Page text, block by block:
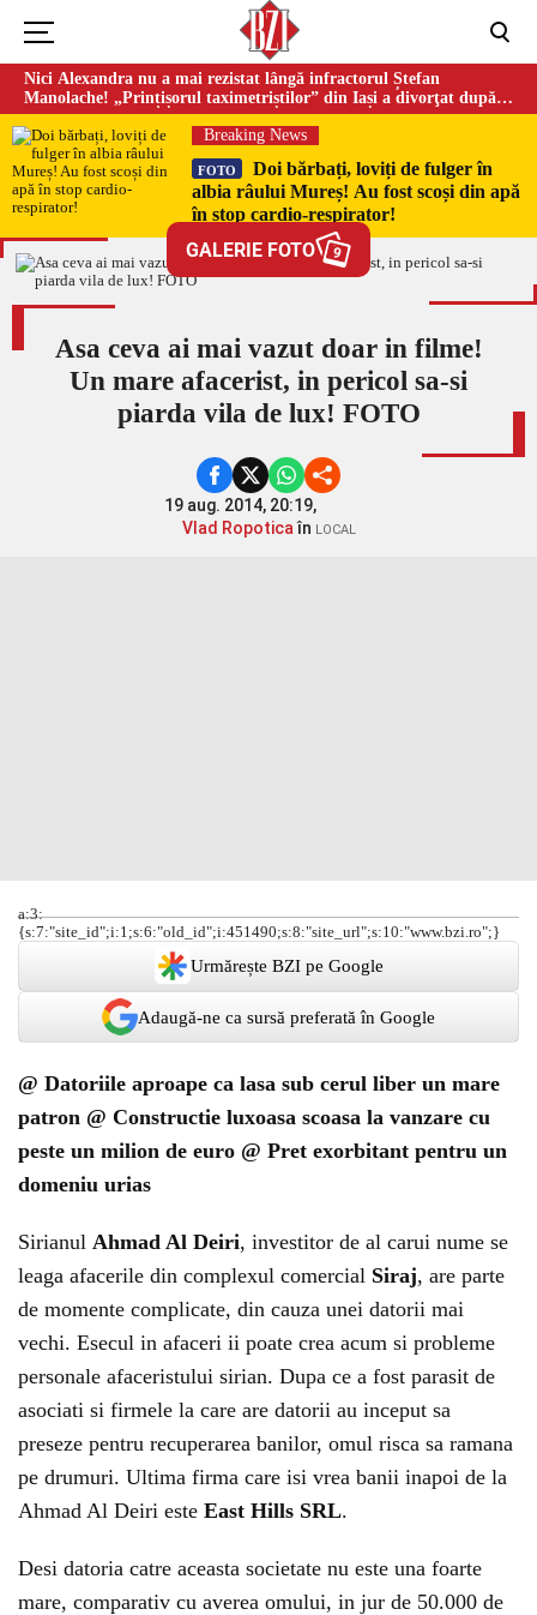
Nici Alexandra nu a mai rezistat lângă infractorul Ștefan
Manolache! „Prințișorul taximetriștilor” din Iași a divorţat după
doi ani de căsnicie
Breaking News
FOTO
Doi bărbați, loviți de fulger în
albia râului Mureș! Au fost scoși din apă
în stop cardio-respirator!
GALERIE FOTO 9
Asa ceva ai mai vazut doar in filme!
Un mare afacerist, in pericol sa-si
piarda vila de lux! FOTO
19 aug. 2014, 20:19,
Vlad Ropoticaîn LOCAL
a:3:
{s:7:"site_id";i:1;s:6:"old_id";i:451490;s:8:"site_url";s:10:"www.bzi.ro";}
Urmărește BZI pe Google
Adaugă-ne ca sursă preferată în Google
@ Datoriile aproape ca lasa sub cerul liber un mare
patron @ Constructie luxoasa scoasa la vanzare cu
peste un milion de euro @ Pret exorbitant pentru un
domeniu urias
Sirianul Ahmad Al Deiri, investitor de al carui nume se
leaga afacerile din complexul comercial Siraj, are parte
de momente complicate, din cauza unei datorii mai
vechi. Esecul in afaceri ii poate crea acum si probleme
personale afaceristului sirian. Dupa ce a fost parasit de
asociati si firmele la care are datorii au inceput sa
preseze pentru recuperarea banilor, omul risca sa ramana
pe drumuri. Ultima firma care isi vrea banii inapoi de la
Ahmad Al Deiri este East Hills SRL.
Desi datoria catre aceasta societate nu este una foarte
mare, comparativ cu averea omului, in jur de 50.000 de